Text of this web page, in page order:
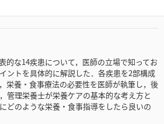
的な14疾患について，医師の立場で知ってお
ントを具体的に解説した．各疾患を2部構成
栄養・食事療法の必要性を医師が執筆し，後
管理栄養士が栄養ケアの基本的な考え方と
どのような栄養・食事指導をしたら良いの